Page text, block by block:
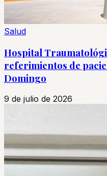
Salud
Hospital
referimientos de
Domingo
9 de julio de 2026